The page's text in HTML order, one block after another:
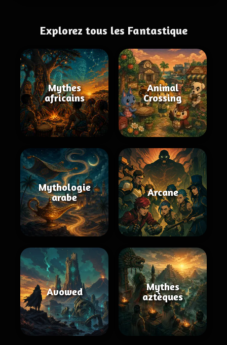
Explorez tous les Fantastique
Mythes
africains
Animal
Crossing
Mythologie
arabe
Arcane
Avowed
Mythes
aztèques